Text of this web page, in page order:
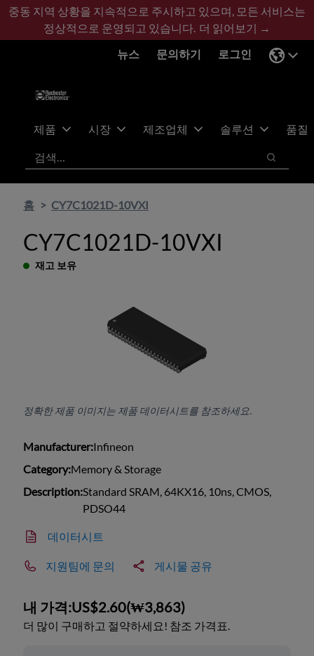
기
콘
바
글
중동 지역 상황을 지속적으로 주시하고 있으며, 모든 서비스는
정상적으로 운영되고 있습니다. 더 읽어보기 →
뉴스
문의하기 로그인
제품 시장 제조업체 솔루션
품질
검색
검색
홈 CY7C1021D-10VXI
CY7C1021D-10VXI
재고 보유
정확한 제품 이미지는 제품 데이터시트를 참조하세요.
Manufacturer:Infineon
Category:Memory & Storage
Description:Standard SRAM, 64KX16, 10ns, CMOS,
PDSO44
데이터시트
지원팀에 문의 게시물 공유
내 가격:US$2.60(₩3,863)
더 많이 구매하고 절약하세요! 참조 가격표.